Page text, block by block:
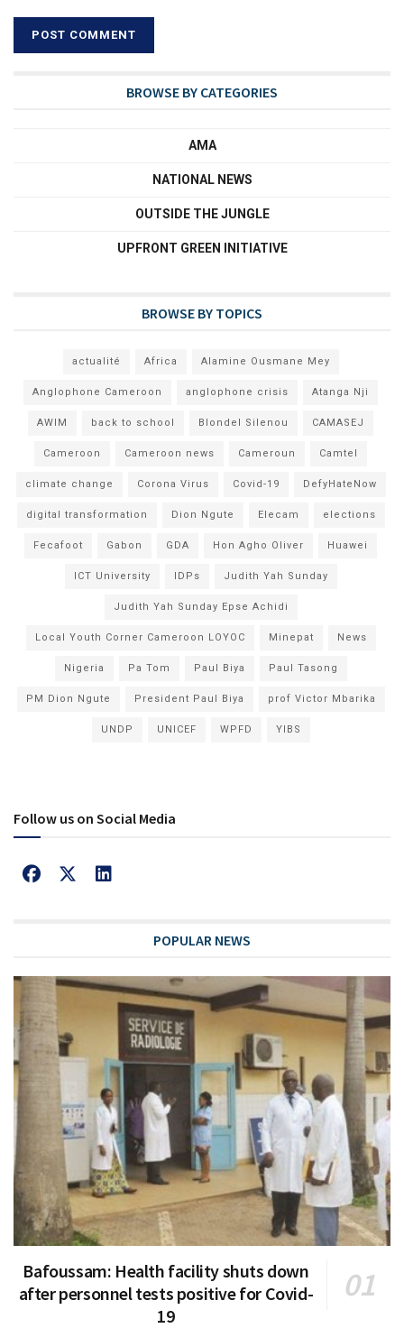
BROWSE BY CATEGORIES
AMA
NATIONAL NEWS
OUTSIDE THE JUNGLE
UPFRONT GREEN INITIATIVE
BROWSE BY TOPICS
actualité Africa Alamine Ousmane Mey
Anglophone Cameroon anglophone crisis Atanga Nji
AWIM back to school Blondel Silenou CAMASEJ
Cameroon Cameroon news Cameroun Camtel
climate change Corona Virus Covid-19 DefyHateNow
digital transformation Dion Ngute Elecam elections
Fecafoot Gabon GDA Hon Agho Oliver Huawei
ICT University IDPs Judith Yah Sunday
Judith Yah Sunday Epse Achidi
Local Youth Corner Cameroon LOYOC Minepat News
Nigeria Pa Tom Paul Biya Paul Tasong
PM Dion Ngute President Paul Biya prof Victor Mbarika
UNDP UNICEF WPFD YIBS
Follow us on Social Media
POPULAR NEWS
Bafoussam: Health facility shuts down
after personnel tests positive for Covid-
19